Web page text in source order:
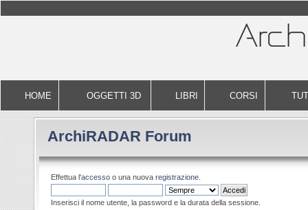
HOME OGGETTI 3D LIBRI CORSI
ArchiRADAR Forum
Effettua l'accesso o una nuova registrazione.
Inserisci il nome utente, la password e la durata della sessione.